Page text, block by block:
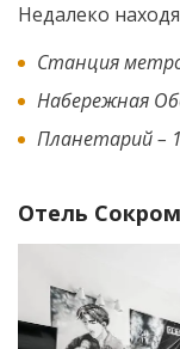
Недалеко
Станция
Набережная
Планетарий –
Отель